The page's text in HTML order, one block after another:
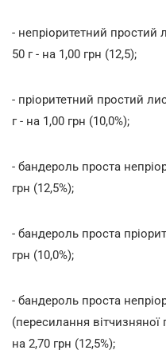
- непріоритетний
50 г - на 1,00 грн (12,5);
- пріоритетний простий
г - на 1,00 грн (10,0%);
- бандероль проста
грн (12,5%);
- бандероль проста
грн (10,0%);
- бандероль проста
(пересилання вітчизняної
на 2,70 грн (12,5%);